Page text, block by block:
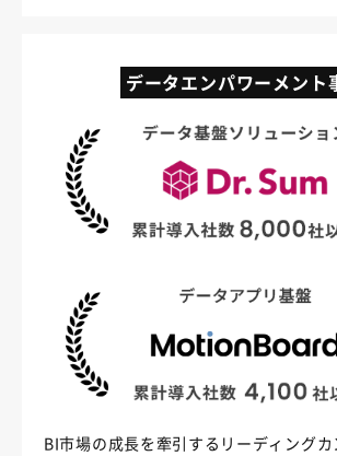
データエンパワーメント
BI市場の成長を牽引するリーディングカ